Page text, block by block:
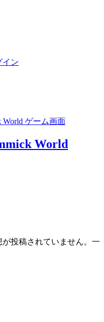
イン
World
が投稿されていません。一